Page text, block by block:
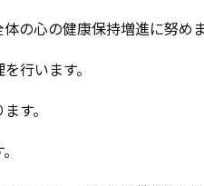
の心の健康保持増進に努めま
行います。
す。